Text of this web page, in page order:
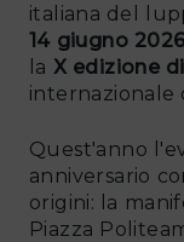
italiana del
14 giugno 2026
la X edizione
internazionale
Quest'anno
anniversario
origini: la
Piazza